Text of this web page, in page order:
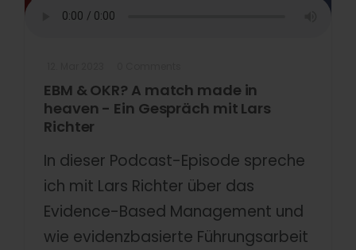
EBM & OKR? A match made in
heaven - Ein Gespräch mit Lars
Richter
In dieser Podcast-Episode spreche
ich mit Lars Richter über das
Evidence-Based Management und
wie evidenzbasierte Führungsarbeit